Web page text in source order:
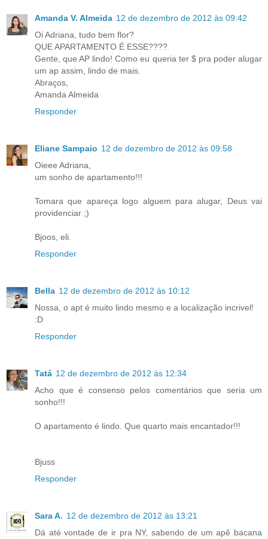
Amanda V. Almeida 12 de dezembro de 2012 às 09:42
Oi Adriana, tudo bem flor?
QUE APARTAMENTO É ESSE????
Gente, que AP lindo! Como eu queria ter $ pra poder alugar
um ap assim, lindo de mais.
Abraços,
Amanda Almeida
Responder
Eliane Sampaio 12 de dezembro de 2012 às 09:58
Oieee Adriana,
um sonho de apartamento!!!
Tomara que apareça logo alguem para alugar, Deus vai
providenciar ;)
Bjoos, eli.
Responder
Bella 12 de dezembro de 2012 às 10:12
Nossa, o apt é muito lindo mesmo e a localização incrivel!
:D
Responder
Tatá 12 de dezembro de 2012 às 12:34
Acho que é consenso pelos comentários que seria um
sonho!!!
O apartamento é lindo. Que quarto mais encantador!!!
Bjuss
Responder
Sara A. 12 de dezembro de 2012 às 13:21
Dá até vontade de ir pra NY, sabendo de um apê bacana